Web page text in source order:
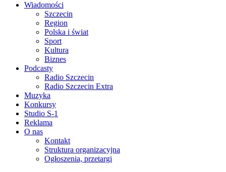
Wiadomości
Szczecin
Region
Polska i świat
Sport
Kultura
Biznes
Podcasty
Radio Szczecin
Radio Szczecin Extra
Muzyka
Konkursy
Studio S-1
Reklama
O nas
Kontakt
Struktura organizacyjna
Ogłoszenia, przetargi